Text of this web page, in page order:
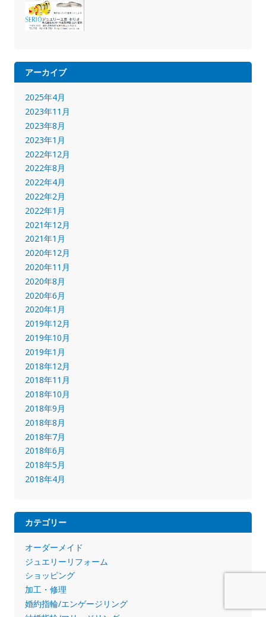
アーカイブ
2025年4月
2023年11月
2023年8月
2023年1月
2022年12月
2022年8月
2022年4月
2022年2月
2022年1月
2021年12月
2021年1月
2020年12月
2020年11月
2020年8月
2020年6月
2020年1月
2019年12月
2019年10月
2019年1月
2018年12月
2018年11月
2018年10月
2018年9月
2018年8月
2018年7月
2018年6月
2018年5月
2018年4月
カテゴリー
オーダーメイド
ジュエリーリフォーム
ショッピング
加工・修理
婚約指輪/エンゲージリング